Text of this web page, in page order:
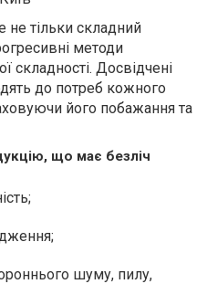
тільки складний
методи
складності. Досвідчені
до потреб кожного
його побажання та
що має безліч
шуму, пилу,